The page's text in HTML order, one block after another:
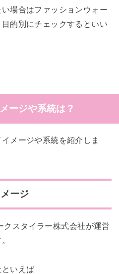
場合はファッションウォー
的別にチェックするといい
ージや系統は？
メージや系統を紹介しま
ージ
クスタイラー株式会社が運営
いえば